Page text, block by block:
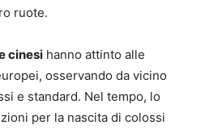
ruote.
cinesi hanno attinto alle
osservando da vicino
e standard. Nel tempo, lo
per la nascita di colossi